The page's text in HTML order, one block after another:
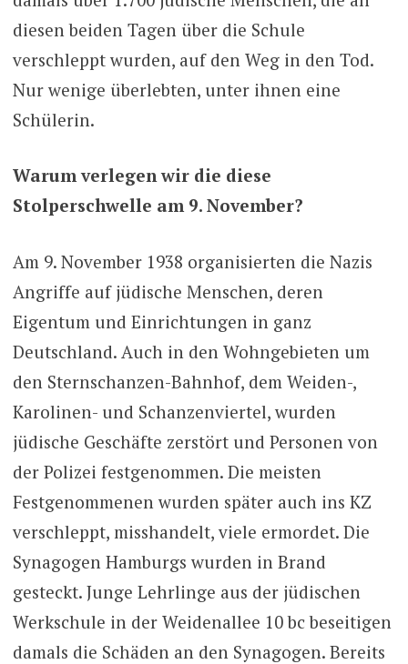
diesen beiden Tagen über die Schule
verschleppt wurden, auf den Weg in den Tod.
Nur wenige überlebten, unter ihnen eine
Schülerin.
Warum verlegen wir die diese
Stolperschwelle am 9. November?
Am 9. November 1938 organisierten die Nazis
Angriffe auf jüdische Menschen, deren
Eigentum und Einrichtungen in ganz
Deutschland. Auch in den Wohngebieten um
den Sternschanzen-Bahnhof, dem Weiden-,
Karolinen- und Schanzenviertel, wurden
jüdische Geschäfte zerstört und Personen von
der Polizei festgenommen. Die meisten
Festgenommenen wurden später auch ins KZ
verschleppt, misshandelt, viele ermordet. Die
Synagogen Hamburgs wurden in Brand
gesteckt. Junge Lehrlinge aus der jüdischen
Werkschule in der Weidenallee 10 bc beseitigen
damals die Schäden an den Synagogen. Bereits